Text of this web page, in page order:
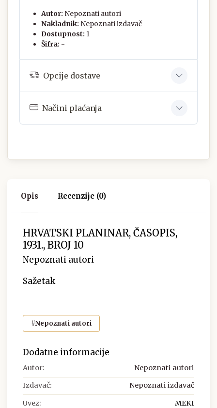
Autor: Nepoznati autori
Nakladnik: Nepoznati izdavač
Dostupnost: 1
Šifra: -
Opcije dostave
Načini plaćanja
Opis Recenzije (0)
HRVATSKI PLANINAR, ČASOPIS,
1931., BROJ 10
Nepoznati autori
Sažetak
#Nepoznati autori
Dodatne informacije
Autor: Nepoznati autori
Izdavač: Nepoznati izdavač
Uvez: MEKI